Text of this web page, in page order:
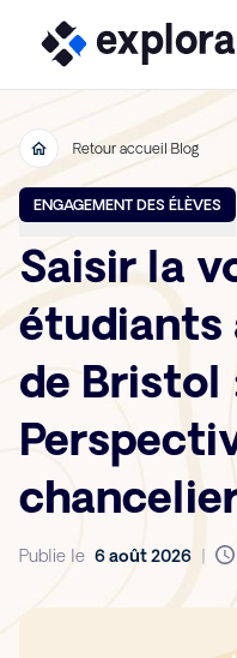
Retour accueil Blog
ENGAGEMENT DES ÉLÈVES
Saisir la
étudiants
de Bristol
Publie le 6 août 2026